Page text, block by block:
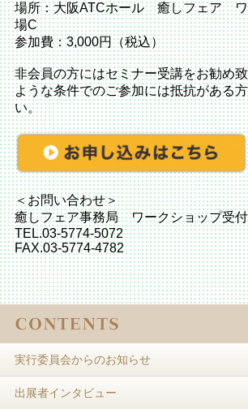
場所：大阪ATCホール 癒しフェア ワ
場C
参加費：3,000円（税込）
非会員の方にはセミナー受講をお勧め
ような条件でのご参加には抵抗がある
い。
＜お問い合わせ＞
癒しフェア事務局 ワークショップ受
TEL.03-5774-5072
FAX.03-5774-4782
実行委員会からのお知らせ
出展者インタビュー